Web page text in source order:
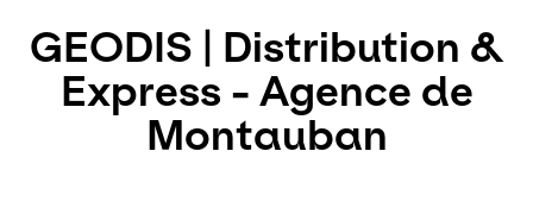
Newsroom
Carrière
GEODIS | Distribution &
Express - Agence de
Montauban